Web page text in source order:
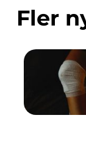
Fler